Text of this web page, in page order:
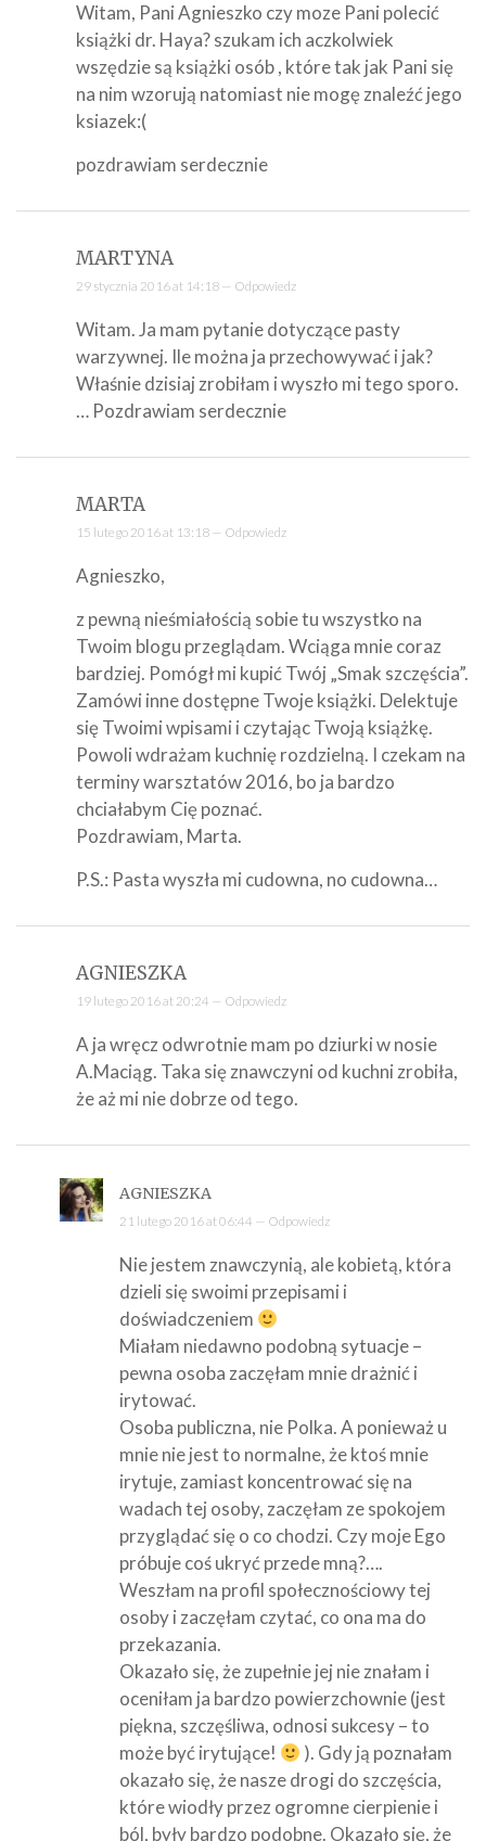
Witam, Pani Agnieszko czy moze Pani polecić
książki dr. Haya? szukam ich aczkolwiek
wszędzie są książki osób , które tak jak Pani się
na nim wzorują natomiast nie mogę znaleźć jego
ksiazek:(
pozdrawiam serdecznie
MARTYNA
29 stycznia 2016 at 14:18 — Odpowiedz
Witam. Ja mam pytanie dotyczące pasty
warzywnej. Ile można ja przechowywać i jak?
Właśnie dzisiaj zrobiłam i wyszło mi tego sporo.
… Pozdrawiam serdecznie
MARTA
15 lutego 2016 at 13:18 — Odpowiedz
Agnieszko,
z pewną nieśmiałością sobie tu wszystko na
Twoim blogu przeglądam. Wciąga mnie coraz
bardziej. Pomógł mi kupić Twój „Smak szczęścia”.
Zamówi inne dostępne Twoje książki. Delektuje
się Twoimi wpisami i czytając Twoją książkę.
Powoli wdrażam kuchnię rozdzielną. I czekam na
terminy warsztatów 2016, bo ja bardzo
chciałabym Cię poznać.
Pozdrawiam, Marta.
P.S.: Pasta wyszła mi cudowna, no cudowna…
AGNIESZKA
19 lutego 2016 at 20:24 — Odpowiedz
A ja wręcz odwrotnie mam po dziurki w nosie
A.Maciąg. Taka się znawczyni od kuchni zrobiła,
że aż mi nie dobrze od tego.
AGNIESZKA
21 lutego 2016 at 06:44 — Odpowiedz
Nie jestem znawczynią, ale kobietą, która
dzieli się swoimi przepisami i
doświadczeniem
Miałam niedawno podobną sytuacje –
pewna osoba zaczęłam mnie drażnić i
irytować.
Osoba publiczna, nie Polka. A ponieważ u
mnie nie jest to normalne, że ktoś mnie
irytuje, zamiast koncentrować się na
wadach tej osoby, zaczęłam ze spokojem
przyglądać się o co chodzi. Czy moje Ego
próbuje coś ukryć przede mną?….
Weszłam na profil społecznościowy tej
osoby i zaczęłam czytać, co ona ma do
przekazania.
Okazało się, że zupełnie jej nie znałam i
oceniłam ja bardzo powierzchownie (jest
piękna, szczęśliwa, odnosi sukcesy – to
może być irytujące!
). Gdy ją poznałam
okazało się, że nasze drogi do szczęścia,
które wiodły przez ogromne cierpienie i
ból, były bardzo podobne. Okazało się, że